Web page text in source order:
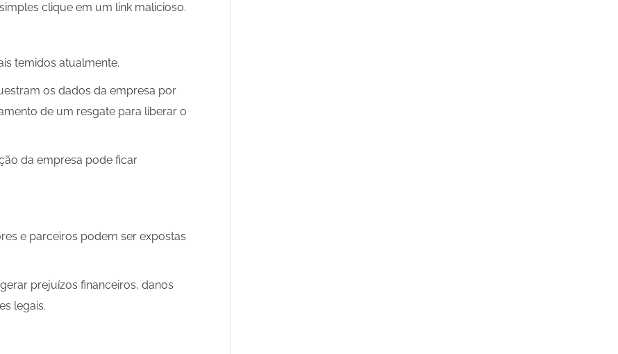
clique em um link malicioso.
temidos atualmente.
os dados da empresa por
de um resgate para liberar o
da empresa pode ficar
e parceiros podem ser expostas
prejuízos financeiros, danos
legais.